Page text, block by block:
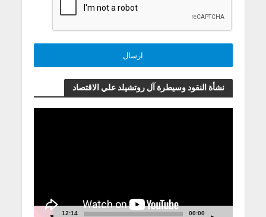
نشأة النقود وسيطرة آل روتشيلد علي الاقتصاد
00:00
12:14